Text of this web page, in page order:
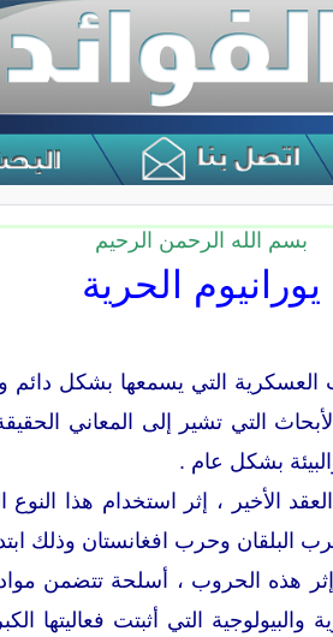
بسم الله الرحمن الرحيم
يورانيوم الحرية
العسكرية التي يسمعها بشكل
التي تشير إلى المعاني
بشكل عام .
الأخير ، إثر استخدام هذا
افغانستان وذلك ابتداء من عام 1991 إلى
الحروب ، أسلحة تتضمن مواد
التي أثبتت فعاليتها